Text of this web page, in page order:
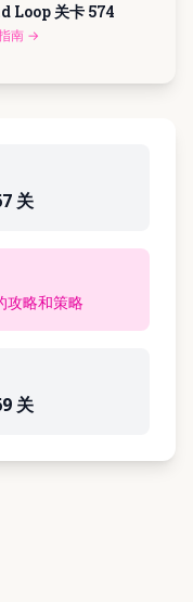
Loop 关卡 574
南 →
关
攻略和策略
关